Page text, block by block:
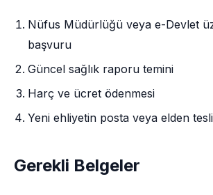
Nüfus Müdürlüğü veya e-Devlet
başvuru
Güncel sağlık raporu temini
Harç ve ücret ödenmesi
Yeni ehliyetin posta veya elden
Gerekli Belgeler